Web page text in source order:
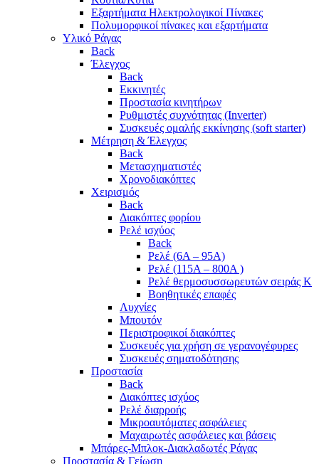
Εξαρτήματα Ηλεκτρολογικοί Πίνακες
Πολυμορφικοί πίνακες και εξαρτήματα
Υλικό Ράγας
Back
Έλεγχος
Back
Εκκινητές
Προστασία κινητήρων
Ρυθμιστές συχνότητας (Inverter)
Συσκευές ομαλής εκκίνησης (soft starter)
Μέτρηση & Έλεγχος
Back
Μετασχηματιστές
Χρονοδιακόπτες
Χειρισμός
Back
Διακόπτες φορίου
Ρελέ ισχύος
Back
Ρελέ (6A – 95A)
Ρελέ (115A – 800A )
Ρελέ θερμοσυσσωρευτών σειράς Κ
Βοηθητικές επαφές
Λυχνίες
Μπουτόν
Περιστροφικοί διακόπτες
Συσκευές για χρήση σε γερανογέφυρες
Συσκευές σηματοδότησης
Προστασία
Back
Διακόπτες ισχύος
Ρελέ διαρροής
Μικροαυτόματες ασφάλειες
Μαχαιρωτές ασφάλειες και βάσεις
Μπάρες-Μπλοκ-Διακλαδωτές Ράγας
Προστασία & Γείωση